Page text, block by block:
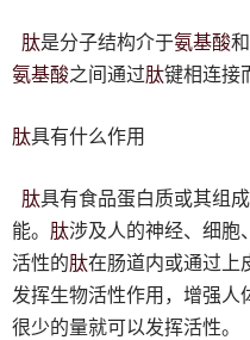
肽是分子结构介于氨基酸
氨基酸之间通过肽键相连接
肽具有什么作用
肽具有食品蛋白质或其组成
能。 肽涉及人的神经、细胞
活性的肽在肠道内或通过上
发挥生物活性作用，增强人
很少的量就可以发挥活性。